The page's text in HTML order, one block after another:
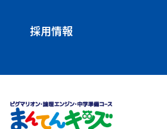
採用情報